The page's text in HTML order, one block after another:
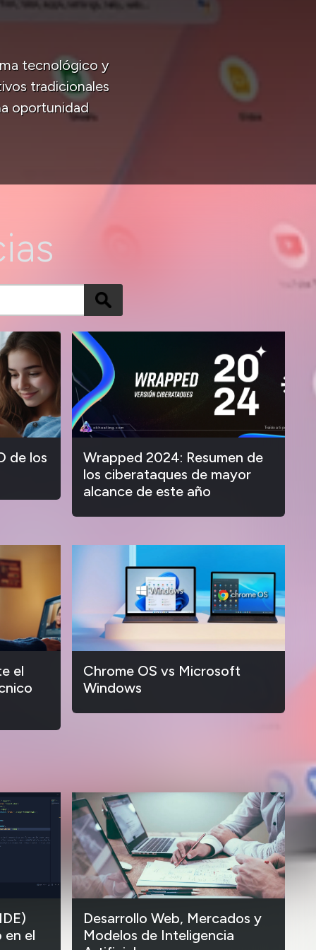
tecnológico y
tradicionales
oportunidad
de los
Wrapped 2024: Resumen de
los ciberataques de mayor
alcance de este año
el
Chrome OS vs Microsoft
Windows
en el
Desarrollo Web, Mercados y
Modelos de Inteligencia